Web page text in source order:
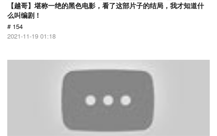
【越哥】堪称一绝的黑色电影，看了这部片子的结局，我才知道什
么叫编剧！
# 154
2021-11-19 01:18